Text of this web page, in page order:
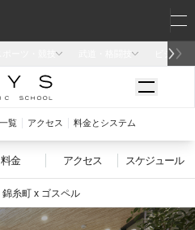
料金 アクセス スケジュール
錦糸町 x ゴスペル